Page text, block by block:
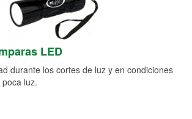
LED
durante los cortes de luz y en condiciones
luz.